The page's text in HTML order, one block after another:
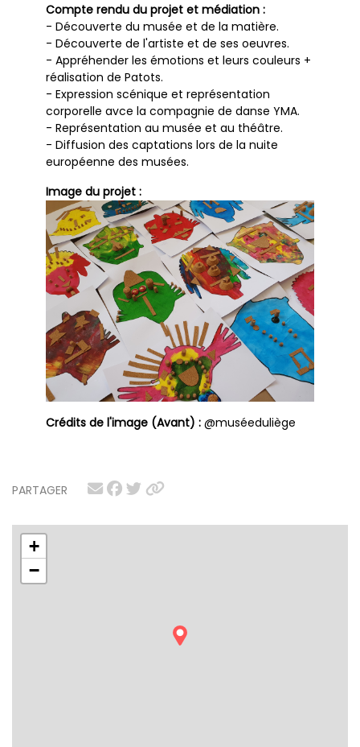
PARTAGER
+
−
Compte rendu du projet et médiation :
- Découverte du musée et de la matière.
- Découverte de l'artiste et de ses oeuvres.
- Appréhender les émotions et leurs couleurs +
réalisation de Patots.
- Expression scénique et représentation
corporelle avce la compagnie de danse YMA.
- Représentation au musée et au théâtre.
- Diffusion des captations lors de la nuite
européenne des musées.
Image du projet :
Crédits de l'image (Avant) : @muséeduliège